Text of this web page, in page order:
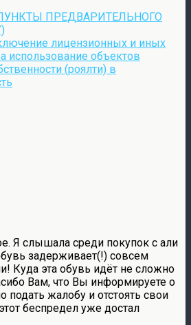
ПРЕДВАРИТЕЛЬНОГО
лицензионных и иных
использование объектов
(роялти) в
Я слышала среди покупок с али
задерживает(!) совсем
Куда эта обувь идёт не сложно
Вам, что Вы информируете о
подать жалобу и отстоять свои
беспредел уже достал